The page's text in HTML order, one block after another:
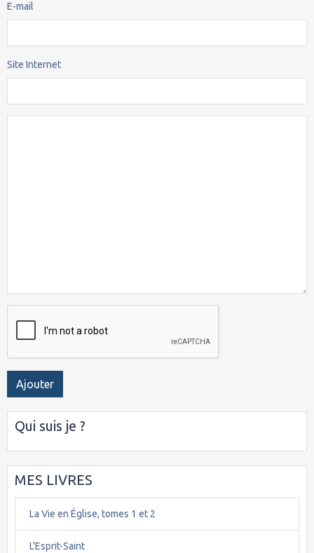
E-mail
Site Internet
Ajouter
Qui suis je ?
MES LIVRES
La Vie en Église, tomes 1 et 2
L'Esprit-Saint